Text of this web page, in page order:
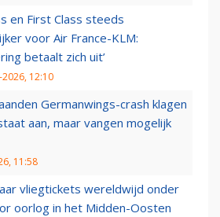
en First Class steeds
voor Air France-KLM:
betaalt zich uit’
12:10
Germanwings-crash klagen
aan, maar vangen mogelijk
11:58
vliegtickets wereldwijd onder
oorlog in het Midden-Oosten